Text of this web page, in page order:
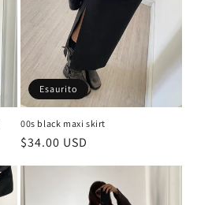
Esaurito
00s black maxi skirt
Prezzo
$34.00 USD